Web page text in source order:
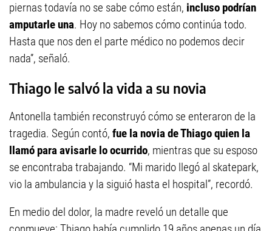
piernas todavía no se sabe cómo están, incluso podrían
amputarle una. Hoy no sabemos cómo continúa todo.
Hasta que nos den el parte médico no podemos decir
nada”, señaló.
Thiago le salvó la vida a su novia
Antonella también reconstruyó cómo se enteraron de la
tragedia. Según contó, fue la novia de Thiago quien la
llamó para avisarle lo ocurrido, mientras que su esposo
se encontraba trabajando. “Mi marido llegó al skatepark,
vio la ambulancia y la siguió hasta el hospital”, recordó.
En medio del dolor, la madre reveló un detalle que